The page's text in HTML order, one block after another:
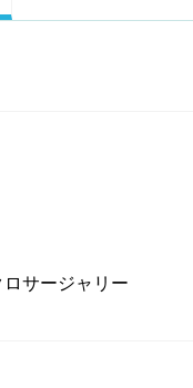
ロサージャリー